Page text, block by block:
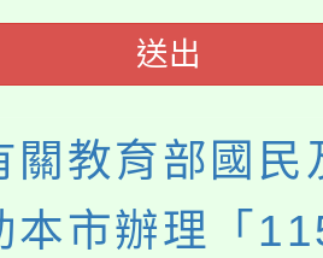
送出
關教育部國民
本市辦理「